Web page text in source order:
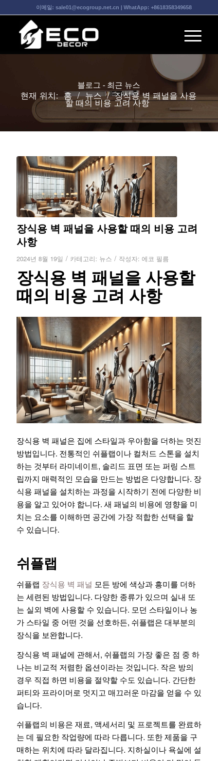
이메일: sale01@ecogroup.net.cn | WhatApp: +8618358349658
블로그 - 최근 뉴스
현재 위치: 홈 / 뉴스 / 장식용 벽 패널을 사용
할 때의 비용 고려 사항
장식용 벽 패널을 사용할 때의 비용 고려
사항
2024년 8월 19일 / 카테고리: 뉴스 / 작성자: 에코 필름
장식용 벽 패널을 사용할
때의 비용 고려 사항
장식용 벽 패널은 집에 스타일과 우아함을 더하는 멋진
방법입니다. 전통적인 쉬플랩이나 컬처드 스톤을 설치
하는 것부터 라미네이트, 솔리드 표면 또는 퍼링 스트
립까지 매력적인 모습을 만드는 방법은 다양합니다. 장
식용 패널을 설치하는 과정을 시작하기 전에 다양한 비
용을 알고 있어야 합니다. 새 패널의 비용에 영향을 미
치는 요소를 이해하면 공간에 가장 적합한 선택을 할
수 있습니다.
쉬플랩
쉬플랩 장식용 벽 패널 모든 방에 색상과 흥미를 더하
는 세련된 방법입니다. 다양한 종류가 있으며 실내 또
는 실외 벽에 사용할 수 있습니다. 모던 스타일이나 농
가 스타일 중 어떤 것을 선호하든, 쉬플랩은 대부분의
장식을 보완합니다.
장식용 벽 패널에 관해서, 쉬플랩의 가장 좋은 점 중 하
나는 비교적 저렴한 옵션이라는 것입니다. 작은 방의
경우 직접 하면 비용을 절약할 수도 있습니다. 간단한
퍼티와 프라이머로 멋지고 매끄러운 마감을 얻을 수 있
습니다.
쉬플랩의 비용은 재료, 액세서리 및 프로젝트를 완료하
는 데 필요한 작업량에 따라 다릅니다. 또한 제품을 구
매하는 위치에 따라 달라집니다. 지하실이나 욕실에 설